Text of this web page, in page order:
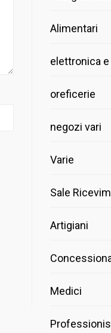
Alimentari
elettronica
oreficerie
negozi vari
Varie
Sale
Artigiani
Medici